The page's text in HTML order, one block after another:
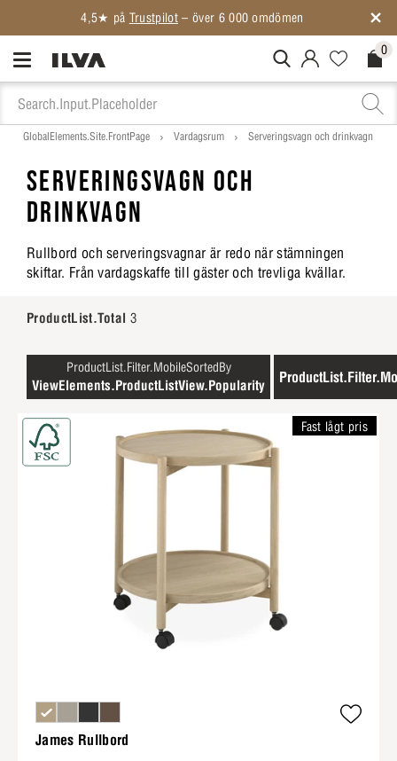
MitIlva.Login 0
GlobalElements.Site.FrontPage Vardagsrum Serveringsvagn och drinkvagn
SERVERINGSVAGN OCH
DRINKVAGN
Rullbord och serveringsvagnar är redo när stämningen
skiftar. Från vardagskaffe till gäster och trevliga kvällar.
ProductList.Total 3
ProductList.Filter.MobileSortedBy
ViewElements.ProductListView.Popularity
James Rullbord
Fast lågt pris